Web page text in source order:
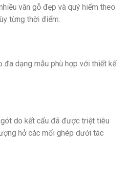
vân gỗ đẹp và quý hiếm theo
từng thời điểm.
đa dạng mẫu phù hợp với thiết kế
do kết cấu đã được triệt tiêu
hở các mối ghép dưới tác